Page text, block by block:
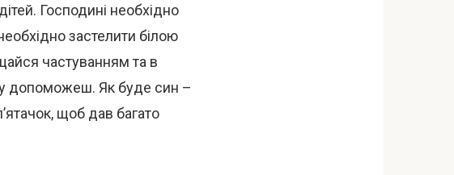
Господині необхідно
застелити білою
частуванням та в
допоможеш. Як буде син –
щоб дав багато